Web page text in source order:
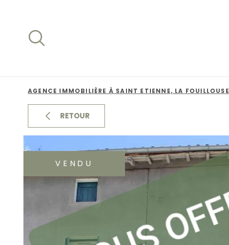
recherche
principal
contenu
AGENCE IMMOBILIÈRE À SAINT ETIENNE, LA FOUILLOUSE
RETOUR
VENDU